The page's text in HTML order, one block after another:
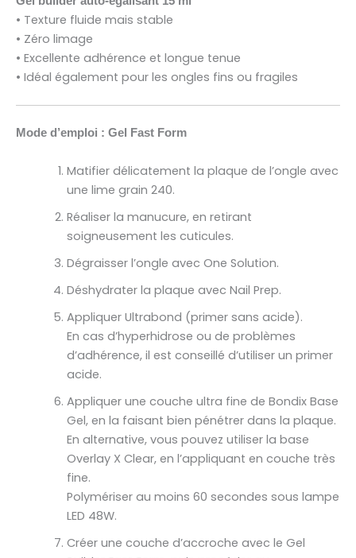
• Texture fluide mais stable
• Zéro limage
• Excellente adhérence et longue tenue
• Idéal également pour les ongles fins ou fragiles
Mode d’emploi : Gel Fast Form
Matifier délicatement la plaque de l’ongle avec
une lime grain 240.
Réaliser la manucure, en retirant
soigneusement les cuticules.
Dégraisser l’ongle avec One Solution.
Déshydrater la plaque avec Nail Prep.
Appliquer Ultrabond (primer sans acide).
En cas d’hyperhidrose ou de problèmes
d’adhérence, il est conseillé d’utiliser un primer
acide.
Appliquer une couche ultra fine de Bondix Base
Gel, en la faisant bien pénétrer dans la plaque.
En alternative, vous pouvez utiliser la base
Overlay X Clear, en l’appliquant en couche très
fine.
Polymériser au moins 60 secondes sous lampe
LED 48W.
Créer une couche d’accroche avec le Gel